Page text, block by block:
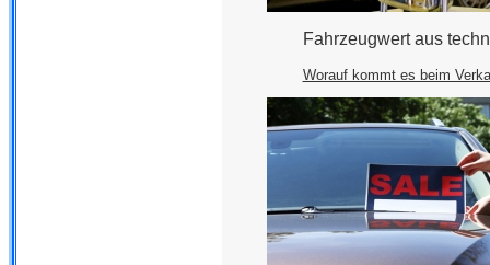
Fahrzeugwert aus
Worauf kommt es beim